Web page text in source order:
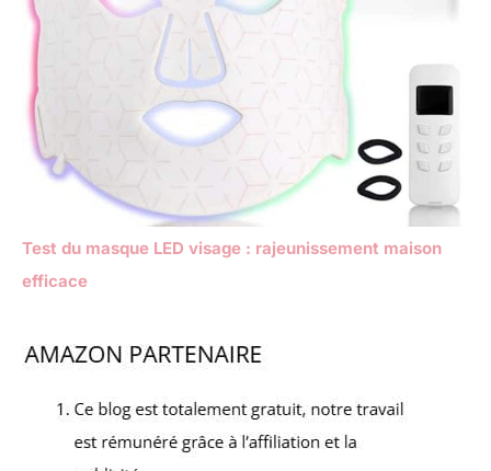
Test du masque LED visage : rajeunissement maison
efficace